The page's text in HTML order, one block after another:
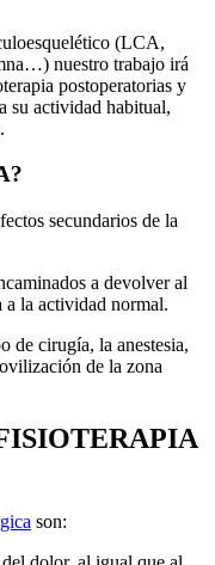
(LCA,
nuestro trabajo irá
postoperatorias y
su actividad habitual,
secundarios de la
a devolver al
a la actividad normal.
de cirugía, la anestesia,
de la zona
son: